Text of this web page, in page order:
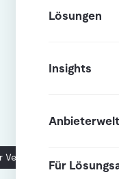
Lösungen
Insights
Anbieterwelt
Für